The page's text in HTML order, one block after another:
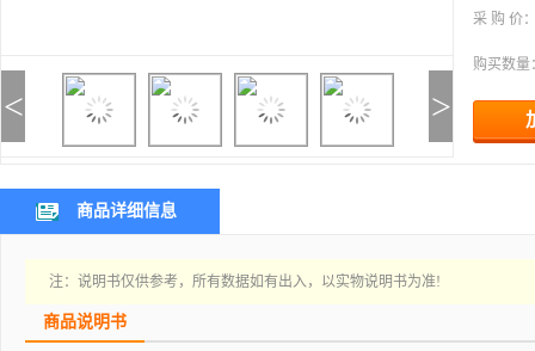
< >
采 购 价
购买数量
商品详细信息
注：说明书仅供参考，所有数据如有出入，以实物说明书为准!
商品说明书